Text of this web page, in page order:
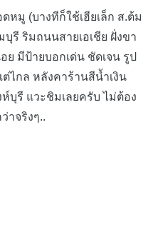
มู (บางทีก็ใช้เฮียเล็ก ส.ต้ม
รี ริมถนนสายเอเชีย ฝั่งขา
ย มีป้ายบอกเด่น ชัดเจน รูป
ไกล หลังคาร้านสีน้ำเงิน
บุรี แวะชิมเลยครับ ไม่ต้อง
าจริงๆ..